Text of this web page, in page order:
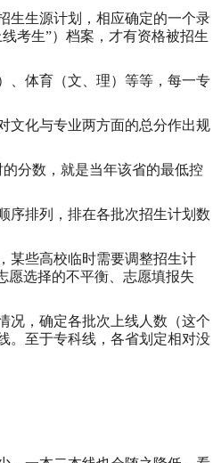
生生源计划，相应确定的一个录
考生”）档案，才有资格被招生
、体育（文、理）等等，每一专
文化与专业两方面的总分作出规
分数，就是当年该省的最低控
序排列，排在各批次招生计划数
某些高校临时需要调整招生计
愿选择的不平衡、志愿填报失
况，确定各批次上线人数（这个
。至于专科线，各省划定相对没